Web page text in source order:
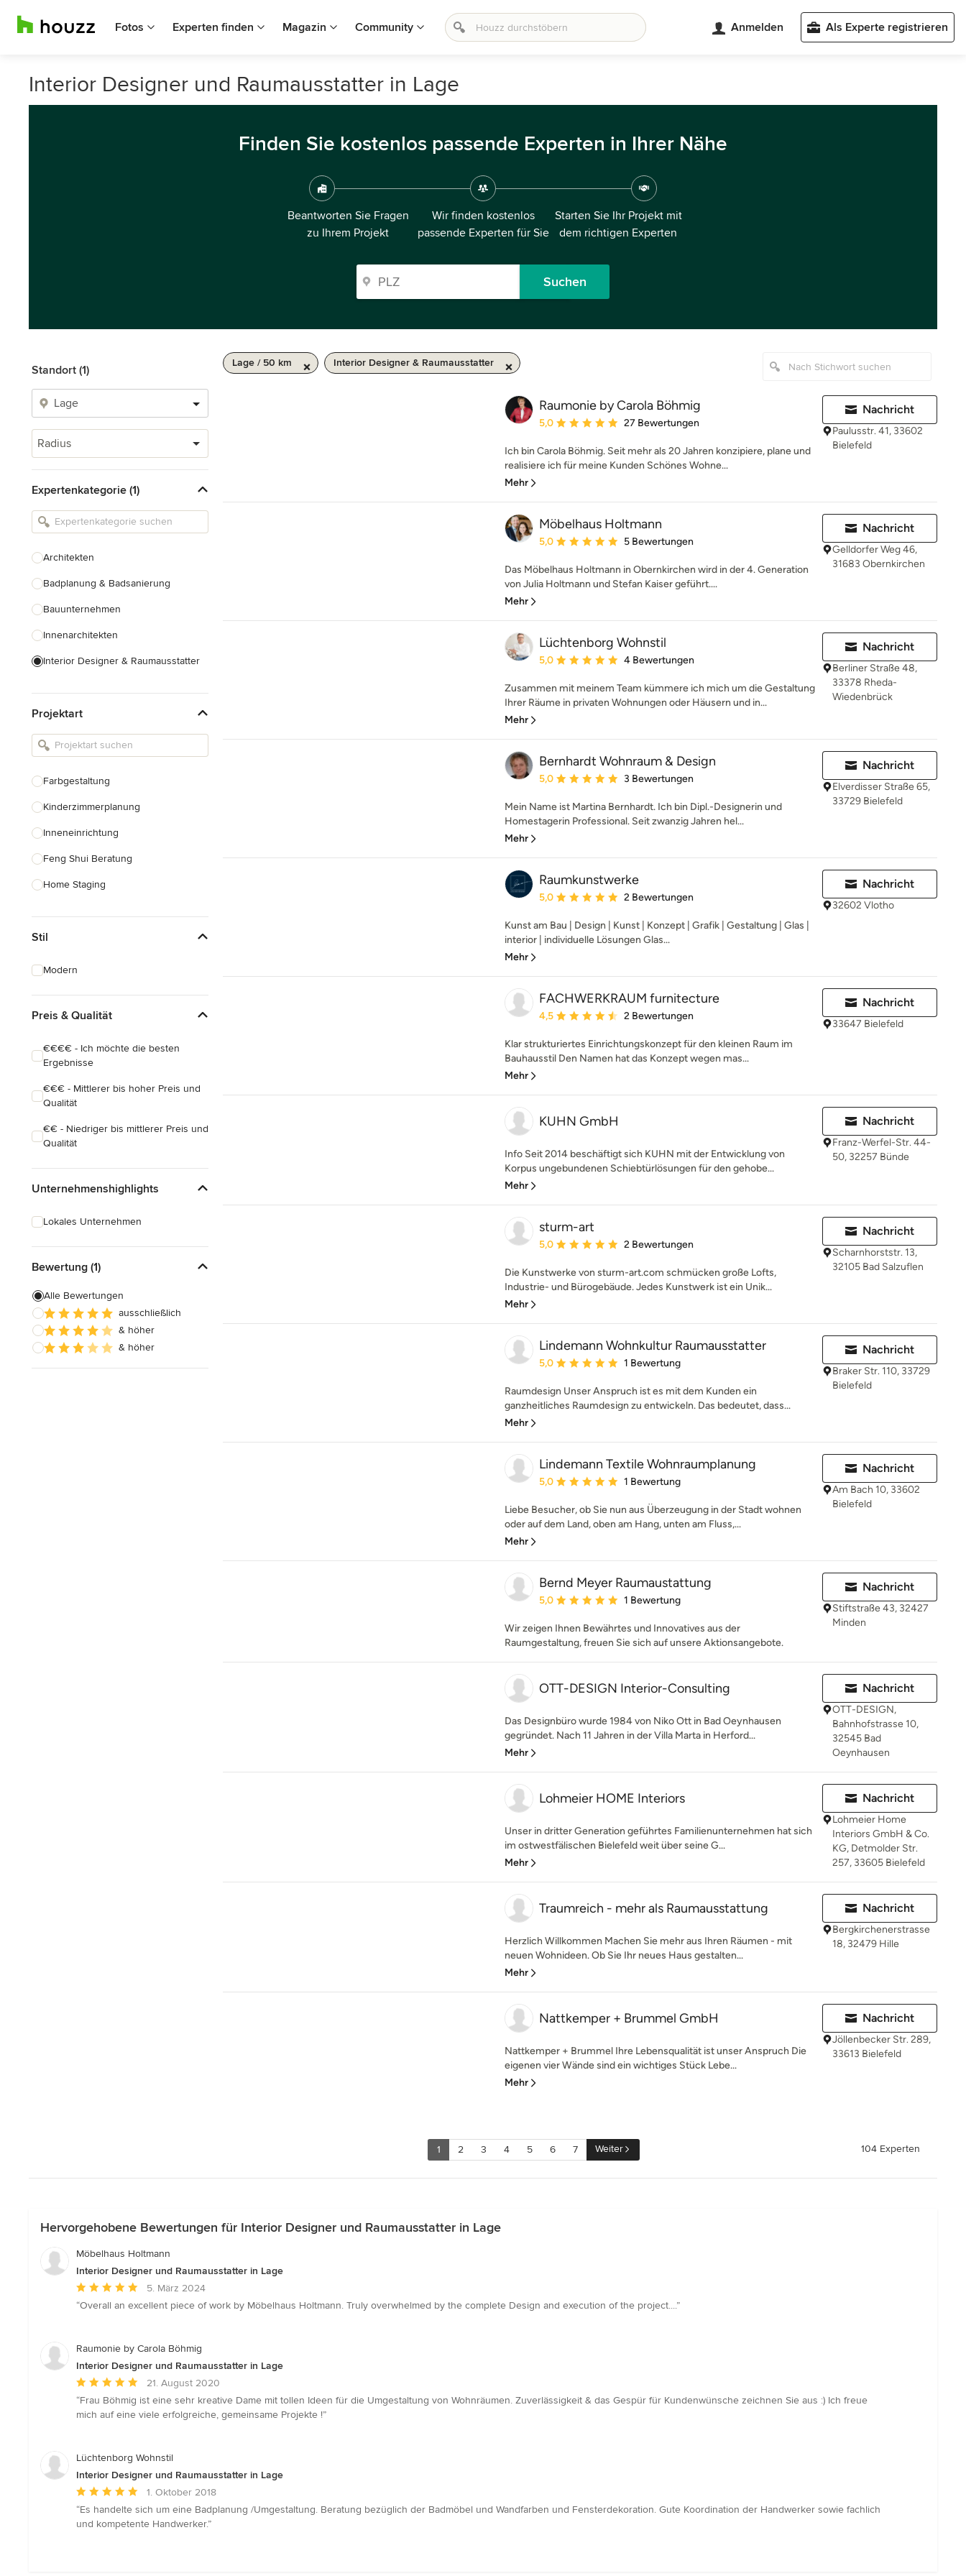
Fotos Experten finden Magazin Community Anmelden Als Experte registrieren
Interior Designer und Raumausstatter in Lage
Finden Sie kostenlos passende Experten in Ihrer Nähe
Beantworten Sie Fragen
zu Ihrem Projekt
Wir finden kostenlos
passende Experten für Sie
Starten Sie Ihr Projekt mit
dem richtigen Experten
Suchen
Standort (1)
Radius
Expertenkategorie (1)
Architekten
Badplanung & Badsanierung
Bauunternehmen
Innenarchitekten
Interior Designer & Raumausstatter
Landschaftsarchitekten
Armaturen & Sanitärbedarf
Einbauschränke
Projektart
Farbgestaltung
Kinderzimmerplanung
Inneneinrichtung
Feng Shui Beratung
Home Staging
Alle anzeigen
Stil
Modern
Preis & Qualität
€€€€ - Ich möchte die besten
Ergebnisse
€€€ - Mittlerer bis hoher Preis und
Qualität
€€ - Niedriger bis mittlerer Preis und
Qualität
Unternehmenshighlights
Lokales Unternehmen
Bewertung (1)
Alle Bewertungen
ausschließlich
& höher
& höher
Lage / 50 km Interior Designer & Raumausstatter
Raumonie by Carola Böhmig
Durchschnittliche Bewertung: 5 von 5 Sternen
5,0 27 Bewertungen
Ich bin Carola Böhmig. Seit mehr als 20 Jahren konzipiere, plane und
realisiere ich für meine Kunden Schönes Wohne...
Mehr
Nachricht
Paulusstr. 41, 33602
Bielefeld
Möbelhaus Holtmann
Durchschnittliche Bewertung: 5 von 5 Sternen
5,0 5 Bewertungen
Das Möbelhaus Holtmann in Obernkirchen wird in der 4. Generation
von Julia Holtmann und Stefan Kaiser geführt....
Mehr
Nachricht
Gelldorfer Weg 46,
31683 Obernkirchen
Lüchtenborg Wohnstil
Durchschnittliche Bewertung: 5 von 5 Sternen
5,0 4 Bewertungen
Zusammen mit meinem Team kümmere ich mich um die Gestaltung
Ihrer Räume in privaten Wohnungen oder Häusern und in...
Mehr
Nachricht
Berliner Straße 48,
33378 Rheda-
Wiedenbrück
Bernhardt Wohnraum & Design
Durchschnittliche Bewertung: 5 von 5 Sternen
5,0 3 Bewertungen
Mein Name ist Martina Bernhardt. Ich bin Dipl.-Designerin und
Homestagerin Professional. Seit zwanzig Jahren hel...
Mehr
Nachricht
Elverdisser Straße 65,
33729 Bielefeld
Raumkunstwerke
Durchschnittliche Bewertung: 5 von 5 Sternen
5,0 2 Bewertungen
Kunst am Bau | Design | Kunst | Konzept | Grafik | Gestaltung | Glas |
interior | individuelle Lösungen Glas...
Mehr
Nachricht
32602 Vlotho
FACHWERKRAUM furnitecture
Durchschnittliche Bewertung: 4.5 von 5 Sternen
4,5 2 Bewertungen
Klar strukturiertes Einrichtungskonzept für den kleinen Raum im
Bauhausstil Den Namen hat das Konzept wegen mas...
Mehr
Nachricht
33647 Bielefeld
KUHN GmbH
Info Seit 2014 beschäftigt sich KUHN mit der Entwicklung von
Korpus ungebundenen Schiebtürlösungen für den gehobe...
Mehr
Nachricht
Franz-Werfel-Str. 44-
50, 32257 Bünde
sturm-art
Durchschnittliche Bewertung: 5 von 5 Sternen
5,0 2 Bewertungen
Die Kunstwerke von sturm-art.com schmücken große Lofts,
Industrie- und Bürogebäude. Jedes Kunstwerk ist ein Unik...
Mehr
Nachricht
Scharnhorststr. 13,
32105 Bad Salzuflen
Lindemann Wohnkultur Raumausstatter
Durchschnittliche Bewertung: 5 von 5 Sternen
5,0 1 Bewertung
Raumdesign Unser Anspruch ist es mit dem Kunden ein
ganzheitliches Raumdesign zu entwickeln. Das bedeutet, dass...
Mehr
Nachricht
Braker Str. 110, 33729
Bielefeld
Lindemann Textile Wohnraumplanung
Durchschnittliche Bewertung: 5 von 5 Sternen
5,0 1 Bewertung
Liebe Besucher, ob Sie nun aus Überzeugung in der Stadt wohnen
oder auf dem Land, oben am Hang, unten am Fluss,...
Mehr
Nachricht
Am Bach 10, 33602
Bielefeld
Bernd Meyer Raumaustattung
Durchschnittliche Bewertung: 5 von 5 Sternen
5,0 1 Bewertung
Wir zeigen Ihnen Bewährtes und Innovatives aus der
Raumgestaltung, freuen Sie sich auf unsere Aktionsangebote.
Nachricht
Stiftstraße 43, 32427
Minden
OTT-DESIGN Interior-Consulting
Das Designbüro wurde 1984 von Niko Ott in Bad Oeynhausen
gegründet. Nach 11 Jahren in der Villa Marta in Herford...
Mehr
Nachricht
OTT-DESIGN,
Bahnhofstrasse 10,
32545 Bad
Oeynhausen
Lohmeier HOME Interiors
Unser in dritter Generation geführtes Familienunternehmen hat sich
im ostwestfälischen Bielefeld weit über seine G...
Mehr
Nachricht
Lohmeier Home
Interiors GmbH & Co.
KG, Detmolder Str.
257, 33605 Bielefeld
Traumreich - mehr als Raumausstattung
Herzlich Willkommen Machen Sie mehr aus Ihren Räumen - mit
neuen Wohnideen. Ob Sie Ihr neues Haus gestalten...
Mehr
Nachricht
Bergkirchenerstrasse
18, 32479 Hille
Nattkemper + Brummel GmbH
Nattkemper + Brummel Ihre Lebensqualität ist unser Anspruch Die
eigenen vier Wände sind ein wichtiges Stück Lebe...
Mehr
Nachricht
Jöllenbecker Str. 289,
33613 Bielefeld
1 2 3 4 5 6 7 Weiter 104 Experten
Hervorgehobene Bewertungen für Interior Designer und Raumausstatter in Lage
Möbelhaus Holtmann
Interior Designer und Raumausstatter in Lage
Durchschnittliche
Bewertung:
5
5. März 2024
“Overall an excellent piece of work by Möbelhaus Holtmann. Truly overwhelmed by the complete Design and execution of the project....”
Raumonie by Carola Böhmig
Interior Designer und Raumausstatter in Lage
Durchschnittliche
Bewertung:
5
Sternen
21. August 2020
“Frau Böhmig ist eine sehr kreative Dame mit tollen Ideen für die Umgestaltung von Wohnräumen. Zuverlässigkeit & das Gespür für Kundenwünsche zeichnen Sie aus :) Ich freue
mich auf eine viele erfolgreiche, gemeinsame Projekte !”
Lüchtenborg Wohnstil
Interior Designer und Raumausstatter in Lage
Durchschnittliche
Bewertung:
5
1. Oktober 2018
“Es handelte sich um eine Badplanung /Umgestaltung. Beratung bezüglich der Badmöbel und Wandfarben und Fensterdekoration. Gute Koordination der Handwerker sowie fachlich
und kompetente Handwerker.”